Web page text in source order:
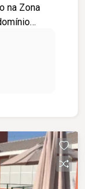
na Zona
de
Sauna;
de